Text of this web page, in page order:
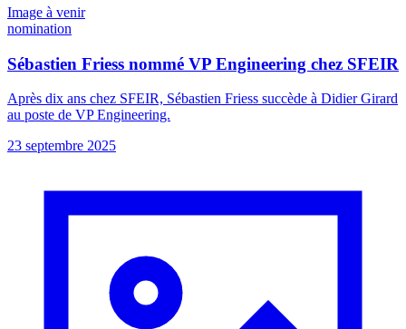
Image à venir
nomination
Sébastien Friess nommé VP Engineering chez SFEIR
Après dix ans chez SFEIR, Sébastien Friess succède à Didier Girard
au poste de VP Engineering.
23 septembre 2025